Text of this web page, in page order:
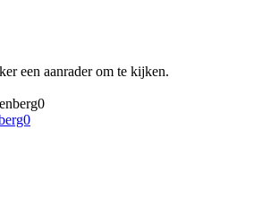
een aanrader om te kijken.